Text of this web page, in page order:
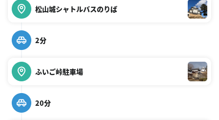
松山城シャトルバスのりば
2分
ふいご峠駐車場
20分